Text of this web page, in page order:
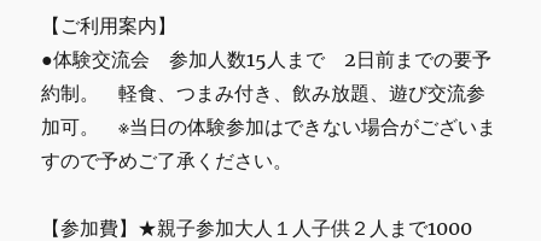
【ご利用案内】
●体験交流会 参加人数15人まで 2日前までの要予
約制。 軽食、つまみ付き、飲み放題、遊び交流参
加可。 ※当日の体験参加はできない場合がございま
すので予めご了承ください。
【参加費】★親子参加大人１人子供２人まで1000